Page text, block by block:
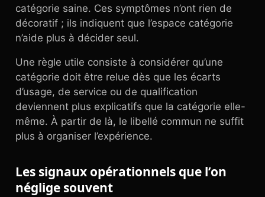
catégorie saine. Ces symptômes n’ont rien de
décoratif ; ils indiquent que l’espace catégorie
n’aide plus à décider seul.
Une règle utile consiste à considérer qu’une
catégorie doit être relue dès que les écarts
d’usage, de service ou de qualification
deviennent plus explicatifs que la catégorie elle-
même. À partir de là, le libellé commun ne suffit
plus à organiser l’expérience.
Les signaux opérationnels que l’on
néglige souvent